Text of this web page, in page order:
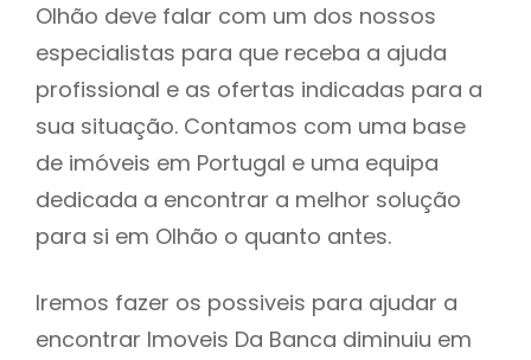
Olhão deve falar com um dos nossos
especialistas para que receba a ajuda
profissional e as ofertas indicadas para a
sua situação. Contamos com uma base
de imóveis em Portugal e uma equipa
dedicada a encontrar a melhor solução
para si em Olhão o quanto antes.
Iremos fazer os possiveis para ajudar a
encontrar Imoveis Da Banca diminuiu em